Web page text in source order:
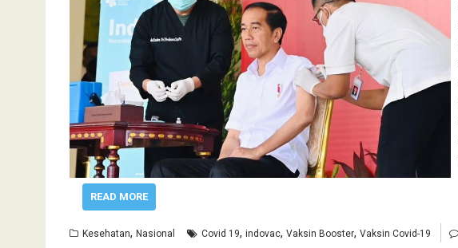
READ MORE
Kesehatan, Nasional Covid 19, indovac, Vaksin Booster, Vaksin Covid-19